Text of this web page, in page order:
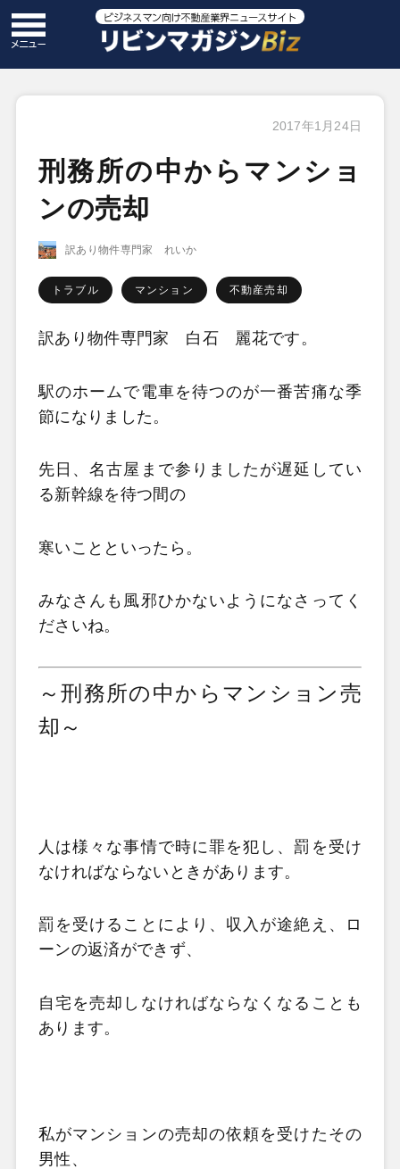
2017年1月24日
刑務所の中からマンショ
ンの売却
訳あり物件専門家 れいか
トラブル マンション 不動産売却
訳あり物件専門家 白石 麗花です。
駅のホームで電車を待つのが一番苦痛な季
節になりました。
先日、名古屋まで参りましたが遅延してい
る新幹線を待つ間の
寒いことといったら。
みなさんも風邪ひかないようになさってく
ださいね。
～刑務所の中からマンション売
却～
人は様々な事情で時に罪を犯し、罰を受け
なければならないときがあります。
罰を受けることにより、収入が途絶え、ロ
ーンの返済ができず、
自宅を売却しなければならなくなることも
あります。
私がマンションの売却の依頼を受けたその
男性、